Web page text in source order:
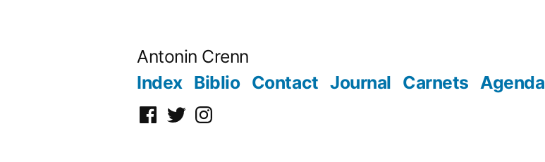
Antonin Crenn
Index Biblio Contact Journal Carnets Agenda
Facebook
TwitterInstagram